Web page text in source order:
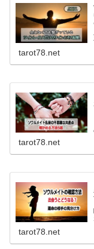
tarot78.net
tarot78.net
tarot78.net